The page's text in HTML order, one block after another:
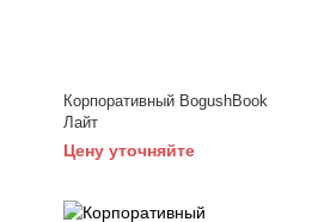
Корпоративный BogushBook
Лайт
Цену уточняйте